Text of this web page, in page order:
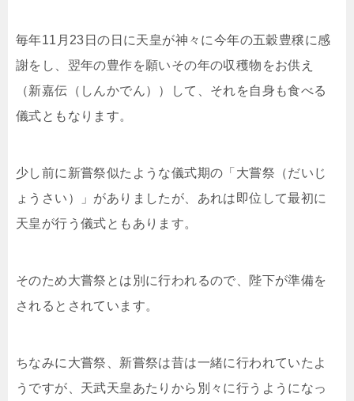
毎年11月23日の日に天皇が神々に今年の五穀豊穣に感
謝をし、翌年の豊作を願いその年の収穫物をお供え
（新嘉伝（しんかでん））して、それを自身も食べる
儀式ともなります。
少し前に新嘗祭似たような儀式期の「大嘗祭（だいじ
ょうさい）」がありましたが、あれは即位して最初に
天皇が行う儀式ともあります。
そのため大嘗祭とは別に行われるので、陛下が準備を
されるとされています。
ちなみに大嘗祭、新嘗祭は昔は一緒に行われていたよ
うですが、天武天皇あたりから別々に行うようになっ